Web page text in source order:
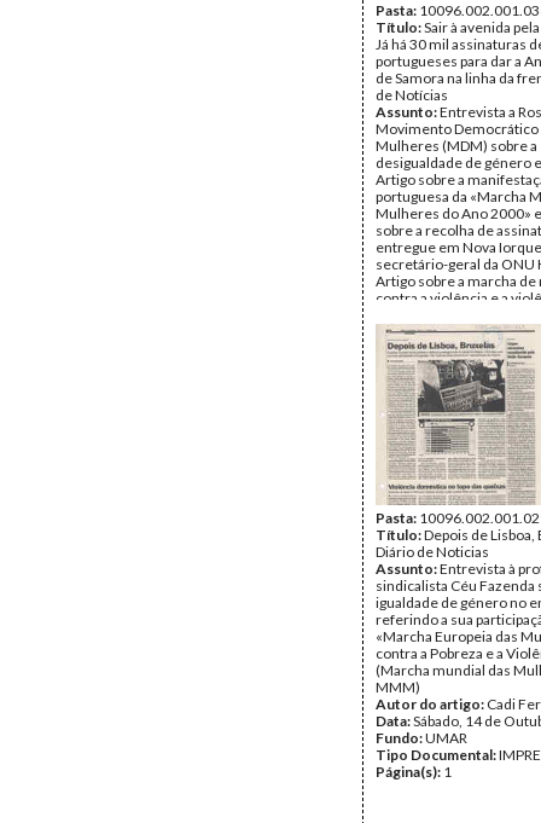
Pasta:
Título:Sair à avenida
Já há 30 mil assinaturas
portugueses para dar a
de Samora na linha da
de Notícias
Assunto:Entrevista a
Movimento Democrático
Mulheres (MDM) sobre a
desigualdade de género
Artigo sobre a
portuguesa da «Marcha
Mulheres do Ano 2000»
sobre a recolha de
entregue em Nova
secretário-geral da ONU
Artigo sobre a marcha
contra a violência e a
Moçambique, que
participação de
Graça Machel ou
(Marcha Mundial das
MMM, Moçambique,
Autor do artigo:Cadi
Alexandre Chiure
Data:Sexta, 6 de
Fundo:UMAR
Tipo Documental:
Página(s):2
Pasta:
Título:Depois de Lisboa,
Diário de Noticias
Assunto:Entrevista à
sindicalista Céu Fazenda
igualdade de género no
referindo a sua
«Marcha Europeia das
contra a Pobreza e a
(Marcha mundial das
MMM)
Autor do artigo: Cadi
Data:Sábado, 14 de
Fundo:UMAR
Tipo Documental:
Página(s): 1